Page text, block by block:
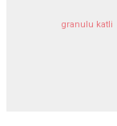
granulu katli